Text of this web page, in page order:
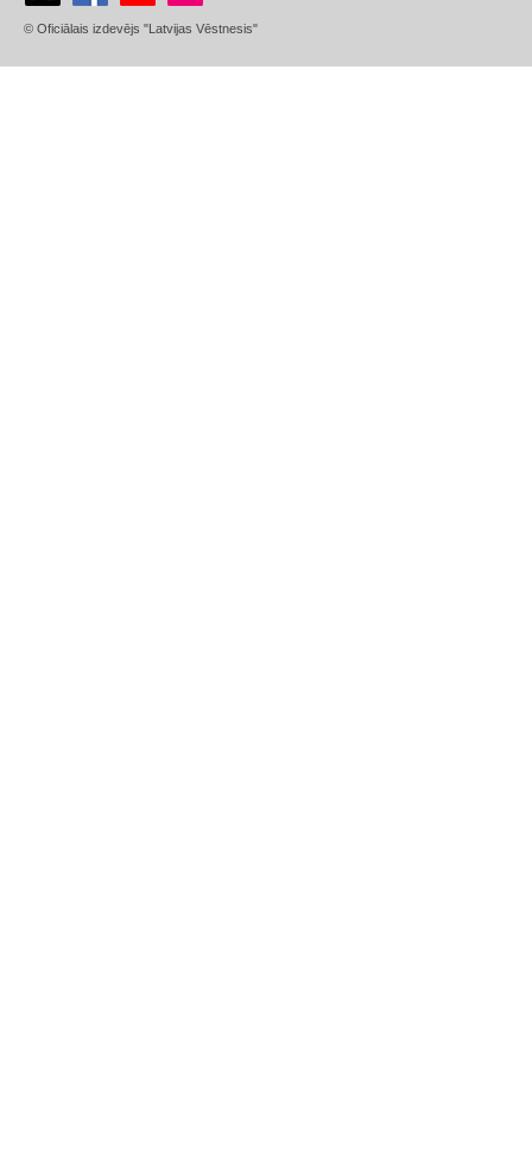
© Oficiālais izdevējs "Latvijas Vēstnesis"